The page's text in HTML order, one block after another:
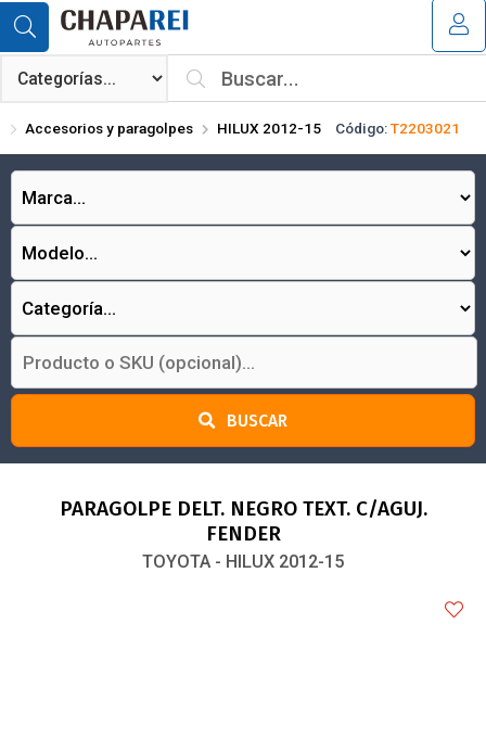
Compartir por email
¿Tienes cupón de descuento?
Accesorios y paragolpes HILUX 2012-15 Código:T2203021
BUSCAR
PARAGOLPE DELT. NEGRO TEXT. C/AGUJ.
FENDER
TOYOTA - HILUX 2012-15